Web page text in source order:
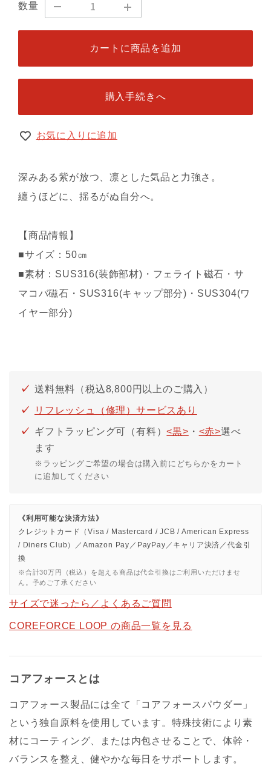
数量
カートに商品を追加
購入手続きへ
お気に入りに追加
深みある紫が放つ、凛とした気品と力強さ。
纏うほどに、揺るがぬ自分へ。
【商品情報】
■サイズ：50㎝
■素材：SUS316(装飾部材)・フェライト磁石・サ
マコバ磁石・SUS316(キャップ部分)・SUS304(ワ
イヤー部分)
送料無料（税込8,800円以上のご購入）
リフレッシュ（修理）サービスあり
ギフトラッピング可（有料）<黒> ・ <赤>選べ
ます
※ラッピングご希望の場合は購入前にどちらかをカート
に追加してください
《利用可能な決済方法》
クレジットカード（Visa / Mastercard / JCB / American Express
/ Diners Club）／Amazon Pay／PayPay／キャリア決済／代金引
換
※合計30万円（税込）を超える商品は代金引換はご利用いただけませ
ん。予めご了承ください
サイズで迷ったら／よくあるご質問
COREFORCE LOOP の商品一覧を見る
コアフォースとは
コアフォース製品には全て「コアフォースパウダー」
という独自原料を使用しています。特殊技術により素
材にコーティング、または内包させることで、体幹・
バランスを整え、健やかな毎日をサポートします。